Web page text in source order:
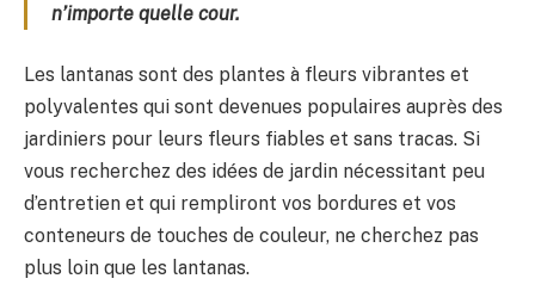
n’importe quelle cour.
Les lantanas sont des plantes à fleurs vibrantes et
polyvalentes qui sont devenues populaires auprès des
jardiniers pour leurs fleurs fiables et sans tracas. Si
vous recherchez des idées de jardin nécessitant peu
d’entretien et qui rempliront vos bordures et vos
conteneurs de touches de couleur, ne cherchez pas
plus loin que les lantanas.